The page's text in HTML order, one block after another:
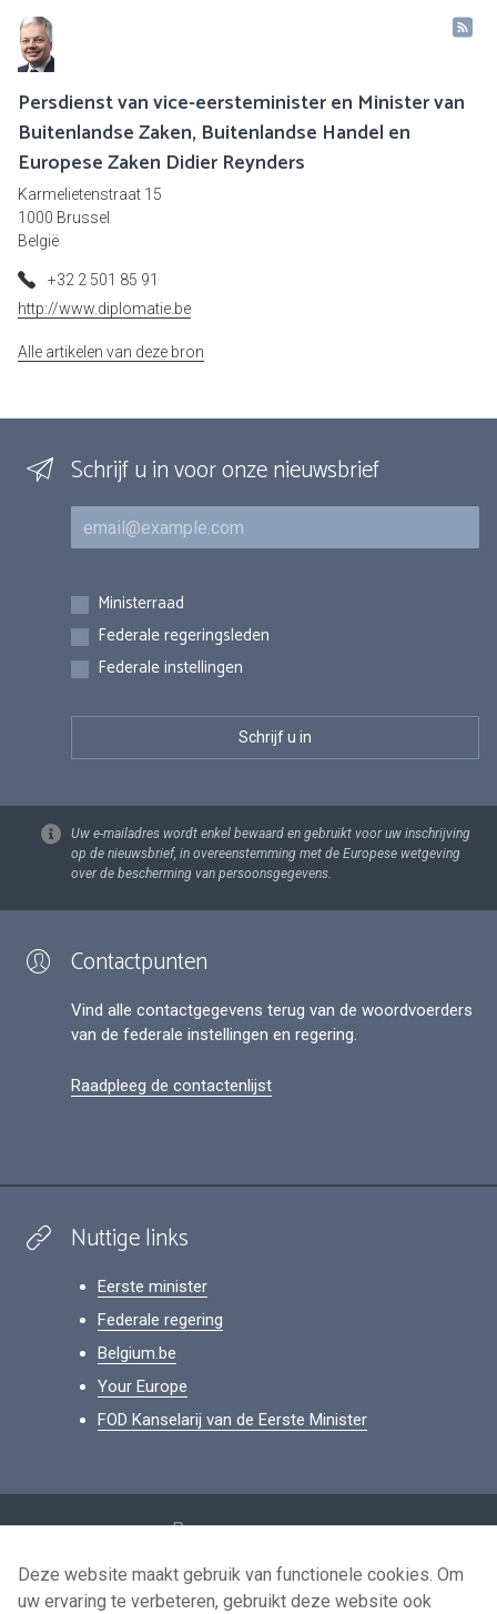
Persdienst van vice-eersteminister en Minister van
Buitenlandse Zaken, Buitenlandse Handel en
Europese Zaken Didier Reynders
Karmelietenstraat 15
1000 Brussel
België
+32 2 501 85 91
http://www.diplomatie.be
Alle artikelen van deze bron
Schrijf u in voor onze nieuwsbrief
E-mail
Inschrijvingen
Ministerraad
Federale regeringsleden
Federale instellingen
Uw e-mailadres wordt enkel bewaard en gebruikt voor uw inschrijving
op de nieuwsbrief, in overeenstemming met de Europese wetgeving
over de bescherming van persoonsgegevens.
Contactpunten
Vind alle contactgegevens terug van de woordvoerders
van de federale instellingen en regering.
Raadpleeg de contactenlijst
Nuttige links
Eerste minister
Federale regering
Belgium.be
Your Europe
FOD Kanselarij van de Eerste Minister
Persoonsgegevens
Voorwaarden voor het hergebruik
Contacteer ons
Deze website maakt gebruik van functionele cookies. Om
uw ervaring te verbeteren, gebruikt deze website ook